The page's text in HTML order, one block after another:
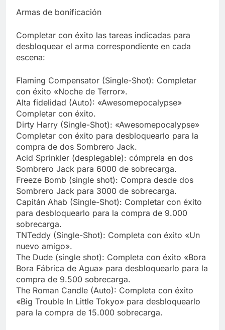
Armas de bonificación
Completar con éxito las tareas indicadas para
desbloquear el arma correspondiente en cada
escena:
Flaming Compensator (Single-Shot): Completar
con éxito «Noche de Terror».
Alta fidelidad (Auto): «Awesomepocalypse»
Completar con éxito.
Dirty Harry (Single-Shot): «Awesomepocalypse»
Completar con éxito para desbloquearlo para la
compra de dos Sombrero Jack.
Acid Sprinkler (desplegable): cómprela en dos
Sombrero Jack para 6000 de sobrecarga.
Freeze Bomb (single shot): Compra desde dos
Sombrero Jack para 3000 de sobrecarga.
Capitán Ahab (Single-Shot): Completar con éxito
para desbloquearlo para la compra de 9.000
sobrecarga.
TNTeddy (Single-Shot): Completa con éxito «Un
nuevo amigo».
The Dude (single shot): Completa con éxito «Bora
Bora Fábrica de Agua» para desbloquearlo para la
compra de 9.500 sobrecarga.
The Roman Candle (Auto): Completa con éxito
«Big Trouble In Little Tokyo» para desbloquearlo
para la compra de 15.000 sobrecarga.